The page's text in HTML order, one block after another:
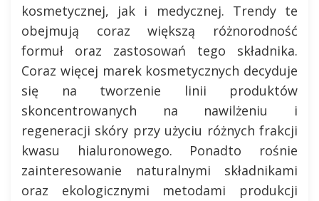
kosmetycznej, jak i medycznej. Trendy te
obejmują coraz większą różnorodność
formuł oraz zastosowań tego składnika.
Coraz więcej marek kosmetycznych decyduje
się na tworzenie linii produktów
skoncentrowanych na nawilżeniu i
regeneracji skóry przy użyciu różnych frakcji
kwasu hialuronowego. Ponadto rośnie
zainteresowanie naturalnymi składnikami
oraz ekologicznymi metodami produkcji